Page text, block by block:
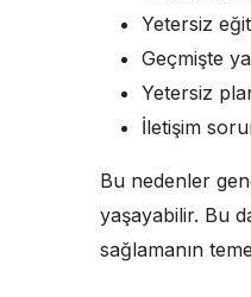
Yetersiz
Geçmişte
Yetersiz
İletişim
Bu nedenler
yaşayabilir. Bu
sağlamanın